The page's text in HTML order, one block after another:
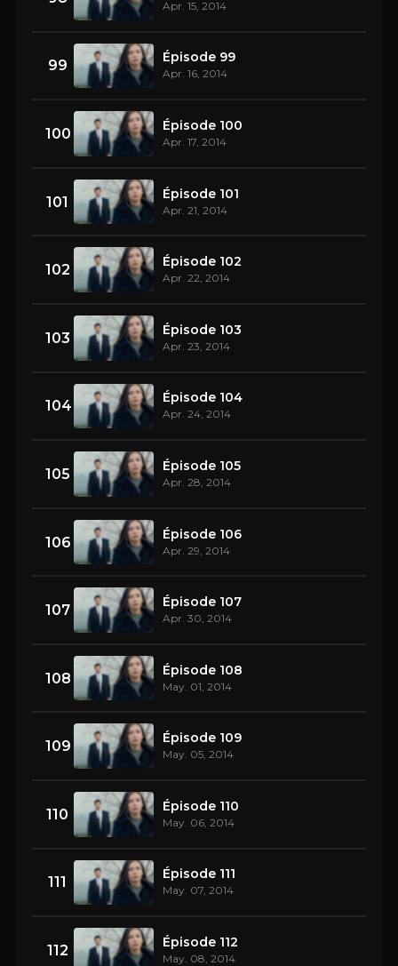
Apr. 15, 2014
99 Épisode 99
Apr. 16, 2014
100 Épisode 100
Apr. 17, 2014
101 Épisode 101
Apr. 21, 2014
102 Épisode 102
Apr. 22, 2014
103 Épisode 103
Apr. 23, 2014
104 Épisode 104
Apr. 24, 2014
105 Épisode 105
Apr. 28, 2014
106 Épisode 106
Apr. 29, 2014
107 Épisode 107
Apr. 30, 2014
108 Épisode 108
May. 01, 2014
109 Épisode 109
May. 05, 2014
110 Épisode 110
May. 06, 2014
111 Épisode 111
May. 07, 2014
112 Épisode 112
May. 08, 2014